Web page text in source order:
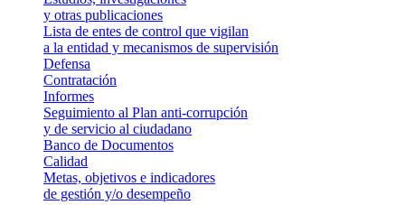
y otras publicaciones
Lista de entes de control que vigilan
a la entidad y mecanismos de supervisión
Defensa
Contratación
Informes
Seguimiento al Plan anti-corrupción
y de servicio al ciudadano
Banco de Documentos
Calidad
Metas, objetivos e indicadores
de gestión y/o desempeño